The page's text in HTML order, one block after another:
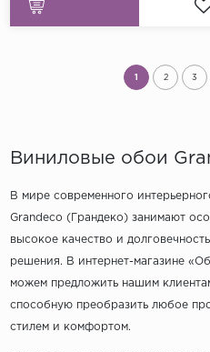
1 2 3
Виниловые обои
В мире современного
Grandeco (Грандеко) занимают
высокое качество и
решения. В интернет-магазине
можем предложить нашим
способную преобразить любое
стилем и комфортом.